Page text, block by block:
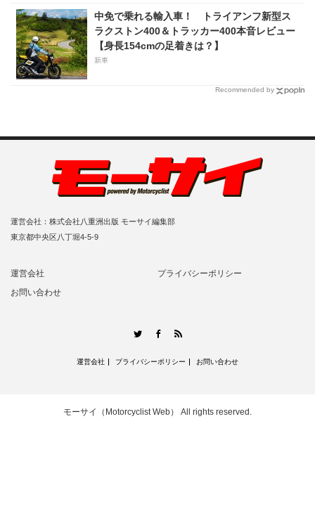
中免で乗れる輸入車！ トライアンフ新型ス
ラクストン400＆トラッカー400本音レビュー
【身長154cmの足着きは？】
新車
Recommended by
運営会社：株式会社八重洲出版 モーサイ編集部
東京都中央区八丁堀4-5-9
運営会社
プライバシーポリシー
お問い合わせ
TwitterFacebook
運営会社 プライバシーポリシー お問い合わせ
モーサイ（Motorcyclist Web） All rights reserved.